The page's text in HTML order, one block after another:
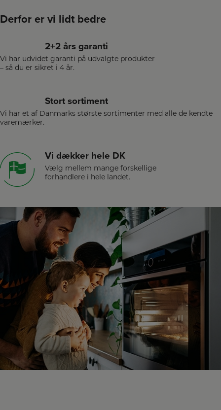
Derfor er vi lidt bedre
2+2 års garanti
Vi har udvidet garanti på udvalgte produkter
– så du er sikret i 4 år.
Stort sortiment
Vi har et af Danmarks største sortimenter med alle de kendte
varemærker.
Vi dækker hele DK
Vælg mellem mange forskellige
forhandlere i hele landet.